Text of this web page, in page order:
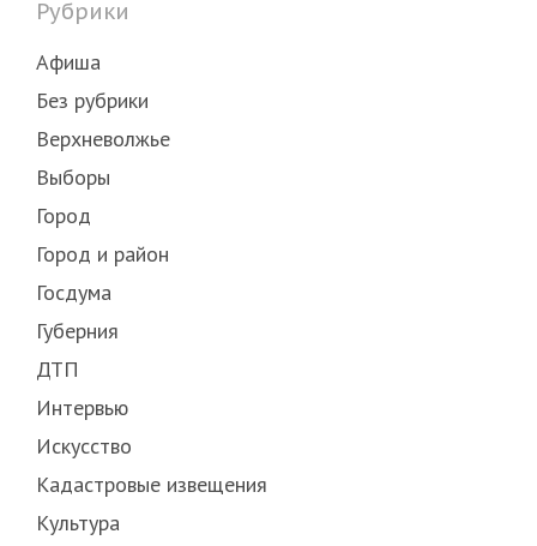
Рубрики
Афиша
Без рубрики
Верхневолжье
Выборы
Город
Город и район
Госдума
Губерния
ДТП
Интервью
Искусство
Кадастровые извещения
Культура